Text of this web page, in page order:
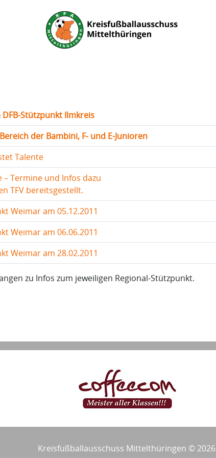
Stützpunkt Ilmkreis
der Bambini, F- und E-Junioren
Talente
– Termine und Infos dazu
TFV bereitsgestellt.
Weimar am 05.12.2011
Weimar am 06.06.2011
Weimar am 28.02.2011
zu Infos zum jeweiligen Regional-Stützpunkt.
Kreisfußballausschuss Mittelthüringen © 2026